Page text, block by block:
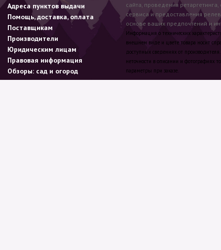
Адреса пунктов выдачи
Помощь, доставка, оплата
Поставщикам
Производители
Юридическим лицам
Правовая информация
Обзоры: сад и огород
сайта, проведения
сервиса и предоставления
основе ваших предпочтений и
Информация о технических
внешнем виде и цвете товара носит
доступных сведениях от
неточности в описании и фотографиях
параметры при заказе.